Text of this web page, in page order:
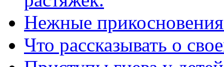
Нежные
Что рассказывать о